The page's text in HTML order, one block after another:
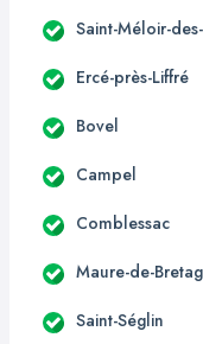
Saint-Méloir-
Ercé-près-Liffré
Bovel
Campel
Comblessac
Maure-de-
Saint-Séglin